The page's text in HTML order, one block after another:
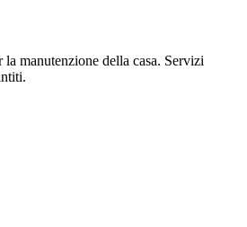
manutenzione della casa. Servizi